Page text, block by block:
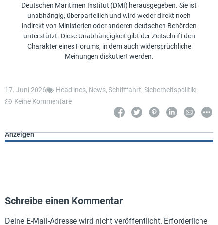
Deutschen Maritimen Institut (DMI) herausgegeben. Sie ist
unabhängig, überparteilich und wird weder direkt noch
indirekt von Ministerien oder anderen deutschen Behörden
unterstützt. Diese Unabhängigkeit gibt der Zeitschrift den
Charakter eines Forums, in dem auch widersprüchliche
Meinungen diskutiert werden.
17. Juni 2026 Headlines, News, Schifffahrt, Sicherheitspolitik
Keine Kommentare
Anzeigen
Schreibe einen Kommentar
Deine E-Mail-Adresse wird nicht veröffentlicht. Erforderliche